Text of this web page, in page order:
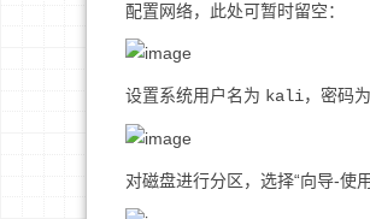
配置网络，此处可暂时留空：
设置系统用户名为 kali，密码为
对磁盘进行分区，选择“向导-使